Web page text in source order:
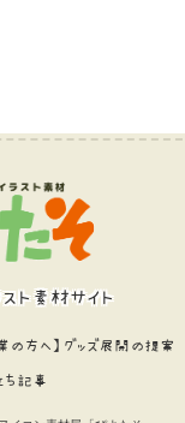
ト素材サイト
の方へ】グッズ展開の提案
ち記事